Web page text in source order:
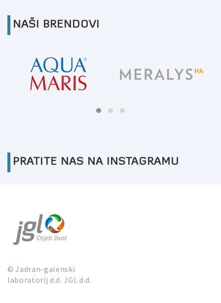
NAŠI BRENDOVI
PRATITE NAS NA INSTAGRAMU
© Jadran-galenski
laboratorij d.d. JGL d.d.